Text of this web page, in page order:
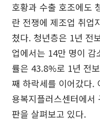
호황과 수출 호조에도
란 전쟁에 제조업 취업
쳤다. 청년층은 1년 전
업에서는 14만 명이
률은 43.8%로 1년 전
째 하락세를 이어갔다.
용복지플러스센터에서
판을 살펴보고 있다.